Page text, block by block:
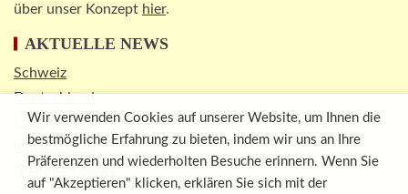
über unser Konzept hier.
AKTUELLE NEWS
Schweiz
Deutschland
Österreich
International
Wir verwenden Cookies auf unserer Website, um Ihnen die
bestmögliche Erfahrung zu bieten, indem wir uns an Ihre
Präferenzen und wiederholten Besuche erinnern. Wenn Sie
auf "Akzeptieren" klicken, erklären Sie sich mit der